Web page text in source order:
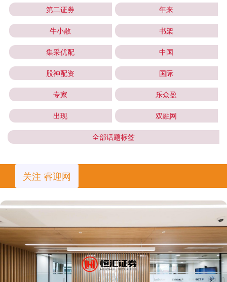
第二证券 年来
牛小散 书架
集采优配 中国
股神配资 国际
专家 乐众盈
出现 双融网
全部话题标签
关注 睿迎网